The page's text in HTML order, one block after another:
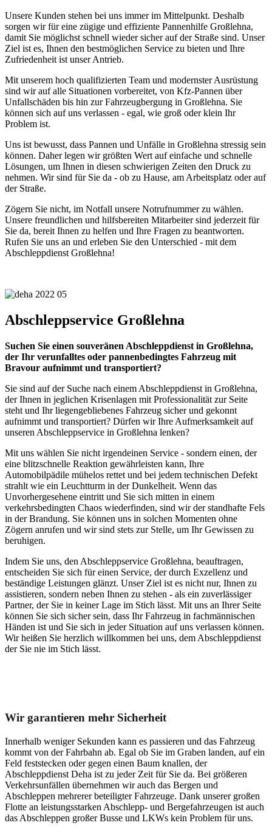
Unsere Kunden stehen bei uns immer im Mittelpunkt. Deshalb
sorgen wir für eine zügige und effiziente Pannenhilfe Großlehna,
damit Sie möglichst schnell wieder sicher auf der Straße sind. Unser
Ziel ist es, Ihnen den bestmöglichen Service zu bieten und Ihre
Zufriedenheit ist unser Antrieb.
Mit unserem hoch qualifizierten Team und modernster Ausrüstung
sind wir auf alle Situationen vorbereitet, von Kfz-Pannen über
Unfallschäden bis hin zur Fahrzeugbergung in Großlehna. Sie
können sich auf uns verlassen - egal, wie groß oder klein Ihr
Problem ist.
Uns ist bewusst, dass Pannen und Unfälle in Großlehna stressig sein
können. Daher legen wir größten Wert auf einfache und schnelle
Lösungen, um Ihnen in diesen schwierigen Zeiten den Druck zu
nehmen. Wir sind für Sie da - ob zu Hause, am Arbeitsplatz oder auf
der Straße.
Zögern Sie nicht, im Notfall unsere Notrufnummer zu wählen.
Unsere freundlichen und hilfsbereiten Mitarbeiter sind jederzeit für
Sie da, bereit Ihnen zu helfen und Ihre Fragen zu beantworten.
Rufen Sie uns an und erleben Sie den Unterschied - mit dem
Abschleppdienst Großlehna!
Abschleppservice Großlehna
Suchen Sie einen souveränen Abschleppdienst in Großlehna,
der Ihr verunfalltes oder pannenbedingtes Fahrzeug mit
Bravour aufnimmt und transportiert?
Sie sind auf der Suche nach einem Abschleppdienst in Großlehna,
der Ihnen in jeglichen Krisenlagen mit Professionalität zur Seite
steht und Ihr liegengebliebenes Fahrzeug sicher und gekonnt
aufnimmt und transportiert? Dürfen wir Ihre Aufmerksamkeit auf
unseren Abschleppservice in Großlehna lenken?
Mit uns wählen Sie nicht irgendeinen Service - sondern einen, der
eine blitzschnelle Reaktion gewährleisten kann, Ihre
Automobilpädile mühelos rettet und bei jedem technischen Defekt
strahlt wie ein Leuchtturm in der Dunkelheit. Wenn das
Unvorhergesehene eintritt und Sie sich mitten in einem
verkehrsbedingten Chaos wiederfinden, sind wir der standhafte Fels
in der Brandung. Sie können uns in solchen Momenten ohne
Zögern anrufen und wir sind stets zur Stelle, um Ihr Gewissen zu
beruhigen.
Indem Sie uns, den Abschleppservice Großlehna, beauftragen,
entscheiden Sie sich für einen Service, der durch Exzellenz und
beständige Leistungen glänzt. Unser Ziel ist es nicht nur, Ihnen zu
assistieren, sondern neben Ihnen zu stehen - als ein zuverlässiger
Partner, der Sie in keiner Lage im Stich lässt. Mit uns an Ihrer Seite
können Sie sich sicher sein, dass Ihr Fahrzeug in fachmännischen
Händen ist und Sie sich in jeder Situation auf uns verlassen können.
Wir heißen Sie herzlich willkommen bei uns, dem Abschleppdienst
der Sie nie im Stich lässt.
Wir garantieren mehr Sicherheit
Innerhalb weniger Sekunden kann es passieren und das Fahrzeug
kommt von der Fahrbahn ab. Egal ob Sie im Graben landen, auf ein
Feld feststecken oder gegen einen Baum knallen, der
Abschleppdienst Deha ist zu jeder Zeit für Sie da. Bei größeren
Verkehrsunfällen übernehmen wir auch das Bergen und
Abschleppen mehrerer beteiligter Fahrzeuge. Dank unserer großen
Flotte an leistungsstarken Abschlepp- und Bergefahrzeugen ist auch
das Abschleppen großer Busse und LKWs kein Problem für uns.